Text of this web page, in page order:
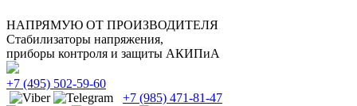
НАПРЯМУЮ ОТ ПРОИЗВОДИТЕЛЯ
Стабилизаторы напряжения,
приборы контроля и защиты АКИПиА
+7 (495) 502-59-60
+7 (985) 471-81-47